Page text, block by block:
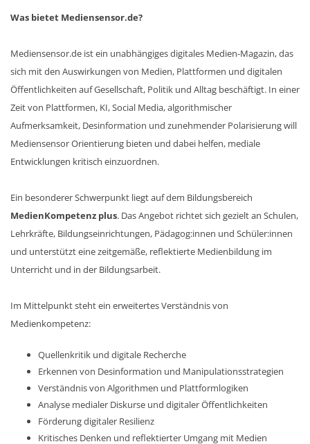
Was bietet Mediensensor.de?
Mediensensor.de ist ein unabhängiges digitales Medien-Magazin, das
sich mit den Auswirkungen von Medien, Plattformen und digitalen
Öffentlichkeiten auf Gesellschaft, Politik und Alltag beschäftigt. In einer
Zeit von Plattformen, KI, Social Media, algorithmischer
Aufmerksamkeit, Desinformation und zunehmender Polarisierung will
Mediensensor Orientierung bieten und dabei helfen, mediale
Entwicklungen kritisch einzuordnen.
Ein besonderer Schwerpunkt liegt auf dem Bildungsbereich
MedienKompetenz plus. Das Angebot richtet sich gezielt an Schulen,
Lehrkräfte, Bildungseinrichtungen, Pädagog:innen und Schüler:innen
und unterstützt eine zeitgemäße, reflektierte Medienbildung im
Unterricht und in der Bildungsarbeit.
Im Mittelpunkt steht ein erweitertes Verständnis von
Medienkompetenz:
Quellenkritik und digitale Recherche
Erkennen von Desinformation und Manipulationsstrategien
Verständnis von Algorithmen und Plattformlogiken
Analyse medialer Diskurse und digitaler Öffentlichkeiten
Förderung digitaler Resilienz
Kritisches Denken und reflektierter Umgang mit Medien